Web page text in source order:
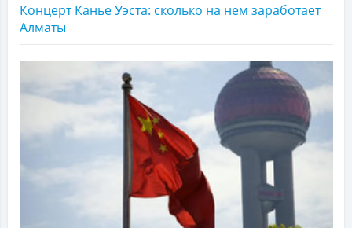
Концерт Канье Уэста: сколько на нем заработает
Алматы